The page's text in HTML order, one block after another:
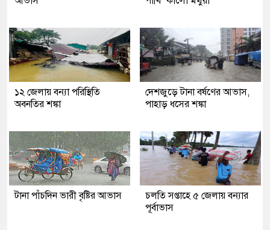
১২ জেলায় বন্যা পরিস্থিতি
অবনতির শঙ্কা
দেশজুড়ে টানা বর্ষণের আভাস,
পাহাড় ধসের শঙ্কা
টানা পাঁচদিন ভারী বৃষ্টির আভাস
চলতি সপ্তাহে ৫ জেলায় বন্যার
পূর্বাভাস